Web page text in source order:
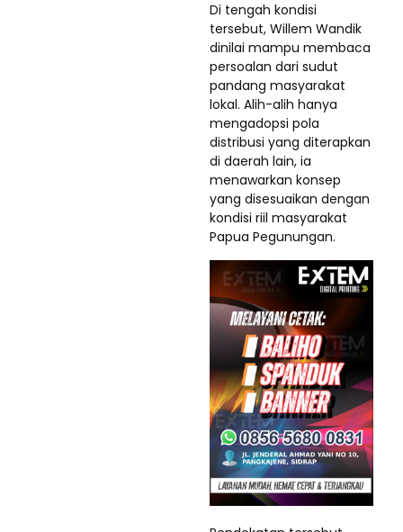
Di tengah kondisi
tersebut, Willem Wandik
dinilai mampu membaca
persoalan dari sudut
pandang masyarakat
lokal. Alih-alih hanya
mengadopsi pola
distribusi yang diterapkan
di daerah lain, ia
menawarkan konsep
yang disesuaikan dengan
kondisi riil masyarakat
Papua Pegunungan.